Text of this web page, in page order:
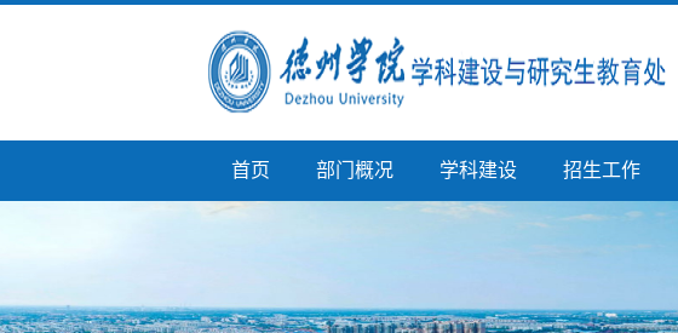
首页 部门概况 学科建设 招生工作